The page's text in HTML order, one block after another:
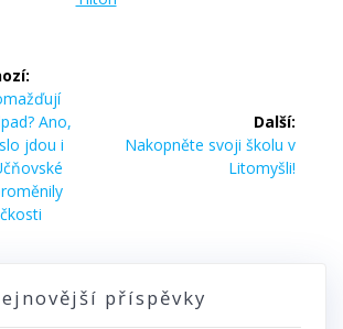
Ano,
jdou i
Další:
Další
Nakopněte svoji školu v
Litomyšli!
příspěvky